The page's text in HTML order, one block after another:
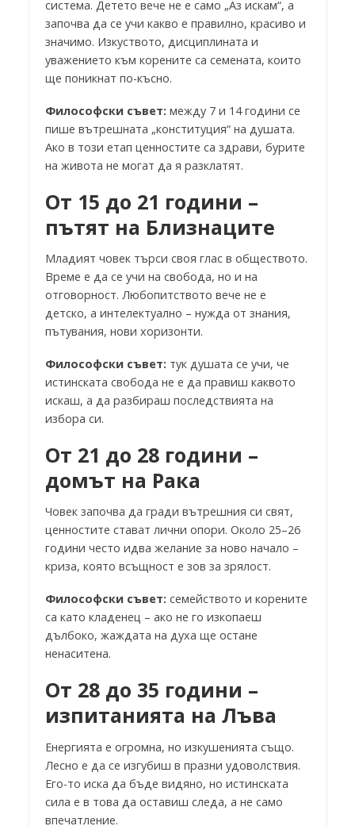
система. Детето вече не е само „Аз искам“, а
започва да се учи какво е правилно, красиво и
значимо. Изкуството, дисциплината и
уважението към корените са семената, които
ще поникнат по-късно.
Философски съвет: между 7 и 14 години се
пише вътрешната „конституция“ на душата.
Ако в този етап ценностите са здрави, бурите
на живота не могат да я разклатят.
От 15 до 21 години –
пътят на Близнаците
Младият човек търси своя глас в обществото.
Време е да се учи на свобода, но и на
отговорност. Любопитството вече не е
детско, а интелектуално – нужда от знания,
пътувания, нови хоризонти.
Философски съвет: тук душата се учи, че
истинската свобода не е да правиш каквото
искаш, а да разбираш последствията на
избора си.
От 21 до 28 години –
домът на Рака
Човек започва да гради вътрешния си свят,
ценностите стават лични опори. Около 25–26
години често идва желание за ново начало –
криза, която всъщност е зов за зрялост.
Философски съвет: семейството и корените
са като кладенец – ако не го изкопаеш
дълбоко, жаждата на духа ще остане
ненаситена.
От 28 до 35 години –
изпитанията на Лъва
Енергията е огромна, но изкушенията също.
Лесно е да се изгубиш в празни удоволствия.
Его-то иска да бъде видяно, но истинската
сила е в това да оставиш следа, а не само
впечатление.